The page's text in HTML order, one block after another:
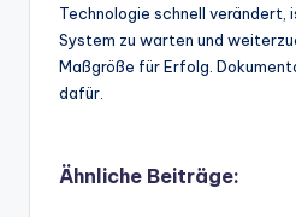
Technologie schnell verändert,
System zu warten und
Maßgröße für Erfolg.
dafür.
Ähnliche Beiträge: